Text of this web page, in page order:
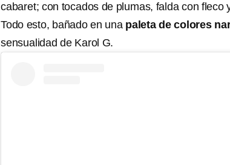
cabaret; con tocados de plumas, falda con fleco
Todo esto, bañado en una paleta de colores
sensualidad de Karol G.